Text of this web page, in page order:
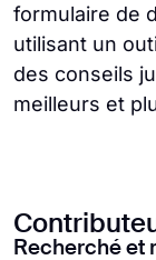
formulaire de
utilisant un
des conseils
meilleurs et
Recherché et